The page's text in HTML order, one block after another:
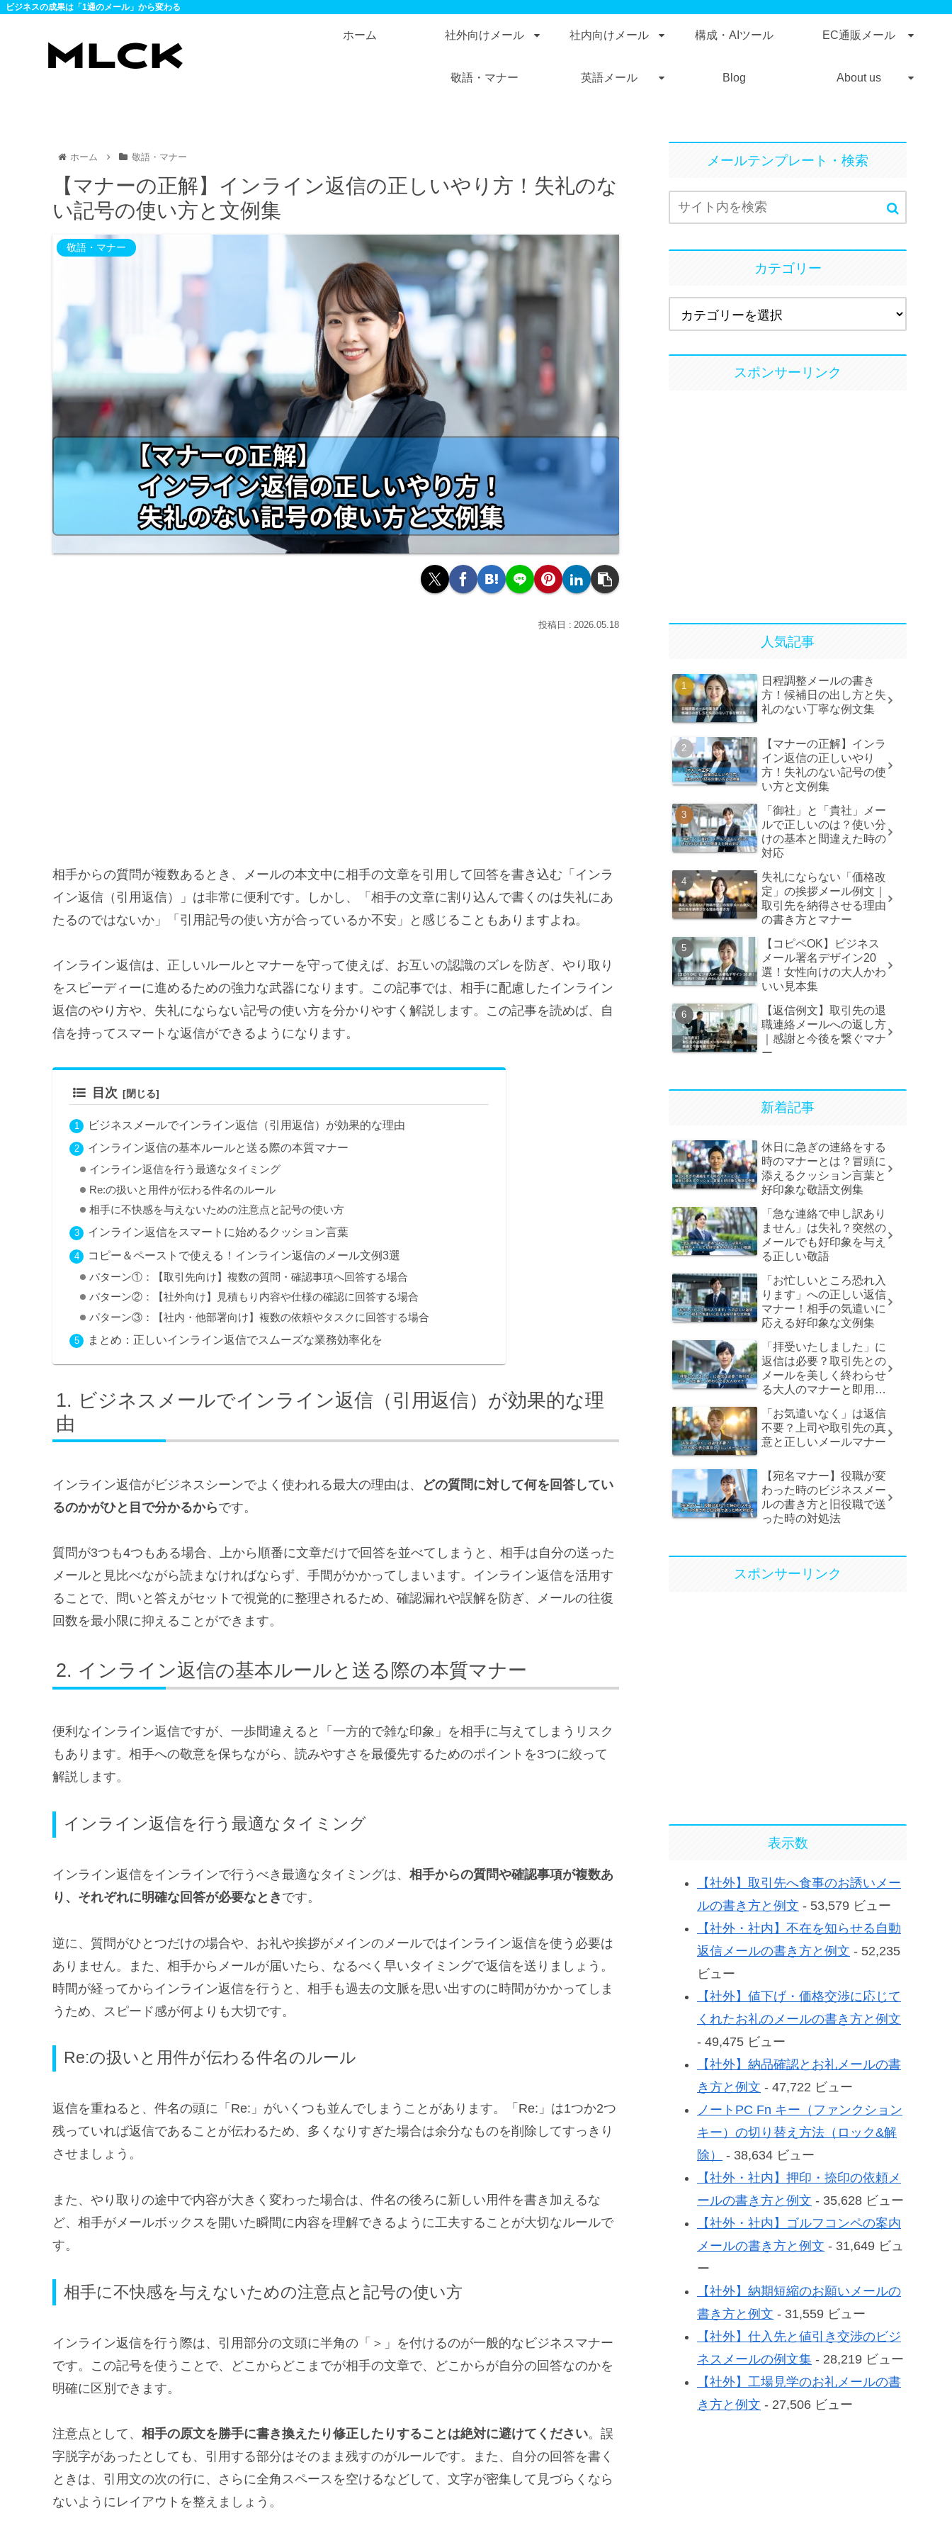
ビジネスの成果は「1通のメール」から変わる
ホーム 社外向けメール 社内向けメール 構成・AIツール EC通販メール
敬語・マナー 英語メール Blog About us
ホーム 敬語・マナー
【マナーの正解】インライン返信の正しいやり方！失礼のな
い記号の使い方と文例集
敬語・マナー
2026.05.18
相手からの質問が複数あるとき、メールの本文中に相手の文章を引用して回答を書き込む「インラ
イン返信（引用返信）」は非常に便利です。しかし、「相手の文章に割り込んで書くのは失礼にあ
たるのではないか」「引用記号の使い方が合っているか不安」と感じることもありますよね。
インライン返信は、正しいルールとマナーを守って使えば、お互いの認識のズレを防ぎ、やり取り
をスピーディーに進めるための強力な武器になります。この記事では、相手に配慮したインライン
返信のやり方や、失礼にならない記号の使い方を分かりやすく解説します。この記事を読めば、自
信を持ってスマートな返信ができるようになります。
目次
ビジネスメールでインライン返信（引用返信）が効果的な理由
インライン返信の基本ルールと送る際の本質マナー
インライン返信を行う最適なタイミング
Re:の扱いと用件が伝わる件名のルール
相手に不快感を与えないための注意点と記号の使い方
インライン返信をスマートに始めるクッション言葉
コピー＆ペーストで使える！インライン返信のメール文例3選
パターン①：【取引先向け】複数の質問・確認事項へ回答する場合
パターン②：【社外向け】見積もり内容や仕様の確認に回答する場合
パターン③：【社内・他部署向け】複数の依頼やタスクに回答する場合
まとめ：正しいインライン返信でスムーズな業務効率化を
ビジネスメールでインライン返信（引用返信）が効果的な理
由
インライン返信がビジネスシーンでよく使われる最大の理由は、
どの質問に対して何を回答してい
るのかがひと目で分かるからです。
質問が3つも4つもある場合、上から順番に文章だけで回答を並べてしまうと、相手は自分の送った
メールと見比べながら読まなければならず、手間がかかってしまいます。インライン返信を活用す
ることで、問いと答えがセットで視覚的に整理されるため、確認漏れや誤解を防ぎ、メールの往復
回数を最小限に抑えることができます。
インライン返信の基本ルールと送る際の本質マナー
便利なインライン返信ですが、一歩間違えると「一方的で雑な印象」を相手に与えてしまうリスク
もあります。相手への敬意を保ちながら、読みやすさを最優先するためのポイントを3つに絞って
解説します。
インライン返信を行う最適なタイミング
インライン返信をインラインで行うべき最適なタイミングは、 相手からの質問や確認事項が複数あ
り、それぞれに明確な回答が必要なとき です。
逆に、質問がひとつだけの場合や、お礼や挨拶がメインのメールではインライン返信を使う必要は
ありません。また、相手からメールが届いたら、なるべく早いタイミングで返信を送りましょう。
時間が経ってからインライン返信を行うと、相手も過去の文脈を思い出すのに時間がかかってしま
うため、スピード感が何よりも大切です。
Re:の扱いと用件が伝わる件名のルール
返信を重ねると、件名の頭に「Re:」がいくつも並んでしまうことがあります。「Re:」は1つか2つ
残っていれば返信であることが伝わるため、多くなりすぎた場合は余分なものを削除してすっきり
させましょう。
また、やり取りの途中で内容が大きく変わった場合は、件名の後ろに新しい用件を書き加えるな
ど、相手がメールボックスを開いた瞬間に内容を理解できるように工夫することが大切なルールで
す。
相手に不快感を与えないための注意点と記号の使い方
インライン返信を行う際は、引用部分の文頭に半角の「＞」を付けるのが一般的なビジネスマナー
です。この記号を使うことで、どこからどこまでが相手の文章で、どこからが自分の回答なのかを
明確に区別できます。
注意点として、 相手の原文を勝手に書き換えたり修正したりすることは絶対に避けてください。誤
字脱字があったとしても、引用する部分はそのまま残すのがルールです。また、自分の回答を書く
ときは、引用文の次の行に、さらに全角スペースを空けるなどして、文字が密集して見づらくなら
ないようにレイアウトを整えましょう。
メールテンプレート・検索
カテゴリー
スポンサーリンク
人気記事
日程調整メールの書き
方！候補日の出し方と失
礼のない丁寧な例文集
【マナーの正解】インラ
イン返信の正しいやり
方！失礼のない記号の使
い方と文例集
「御社」と「貴社」メー
ルで正しいのは？使い分
けの基本と間違えた時の
対応
失礼にならない「価格改
定」の挨拶メール例文｜
取引先を納得させる理由
の書き方とマナー
【コピペOK】ビジネス
メール署名デザイン20
選！女性向けの大人かわ
いい見本集
【返信例文】取引先の退
職連絡メールへの返し方
｜感謝と今後を繋ぐマナ
ー
新着記事
休日に急ぎの連絡をする
時のマナーとは？冒頭に
添えるクッション言葉と
好印象な敬語文例集
「急な連絡で申し訳あり
ません」は失礼？突然の
メールでも好印象を与え
る正しい敬語
「お忙しいところ恐れ入
ります」への正しい返信
マナー！相手の気遣いに
応える好印象な文例集
「拝受いたしました」に
返信は必要？取引先との
メールを美しく終わらせ
る大人のマナーと即用文
「お気遣いなく」は返信
不要？上司や取引先の真
意と正しいメールマナー
【宛名マナー】役職が変
わった時のビジネスメー
ルの書き方と旧役職で送
った時の対処法
スポンサーリンク
表示数
【社外】取引先へ食事のお誘いメー
ルの書き方と例文 - 53,579 ビュー
【社外・社内】不在を知らせる自動
返信メールの書き方と例文 - 52,235
ビュー
【社外】値下げ・価格交渉に応じて
くれたお礼のメールの書き方と例文
- 49,475 ビュー
【社外】納品確認とお礼メールの書
き方と例文 - 47,722 ビュー
ノートPC Fn キー（ファンクション
キー）の切り替え方法（ロック&解
除）
- 38,634 ビュー
【社外・社内】押印・捺印の依頼メ
ールの書き方と例文 - 35,628 ビュー
【社外・社内】ゴルフコンペの案内
メールの書き方と例文 - 31,649 ビュ
ー
【社外】納期短縮のお願いメールの
書き方と例文 - 31,559 ビュー
【社外】仕入先と値引き交渉のビジ
ネスメールの例文集 - 28,219 ビュー
【社外】工場見学のお礼メールの書
き方と例文 - 27,506 ビュー